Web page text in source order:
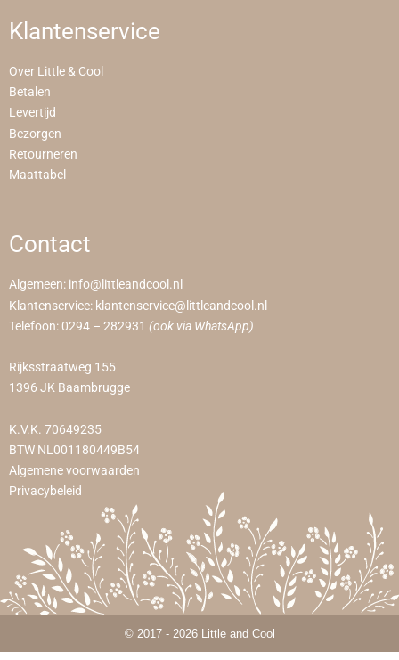
Klantenservice
Over Little & Cool
Betalen
Levertijd
Bezorgen
Retourneren
Maattabel
Contact
Algemeen: info@littleandcool.nl
Klantenservice: klantenservice@littleandcool.nl
Telefoon: 0294 – 282931 (ook via WhatsApp)
Rijksstraatweg 155
1396 JK Baambrugge
K.V.K. 70649235
BTW NL001180449B54
Algemene voorwaarden
Privacybeleid
© 2017 - 2026 Little and Cool